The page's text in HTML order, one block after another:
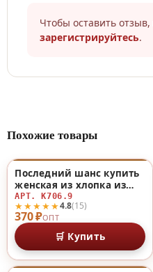
Чтобы оставить отзыв,
зарегистрируйтесь.
Похожие товары
♡
370 ₽ОПТ
★★★★★4.8(15)
Последний шанс купить
женская из хлопка из
хлопка
АРТ. К706.9
🛒 Купить